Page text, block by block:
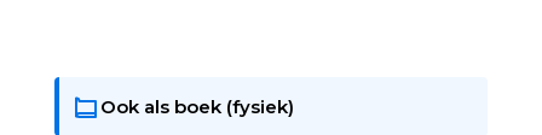
Ook als boek (fysiek)